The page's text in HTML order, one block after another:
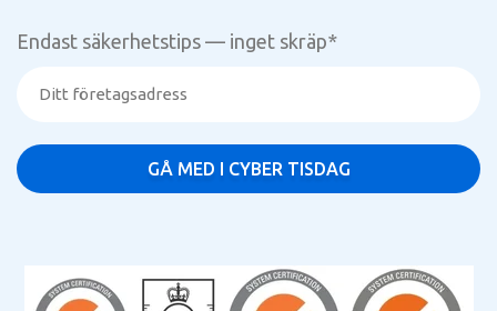
Endast säkerhetstips — inget skräp*